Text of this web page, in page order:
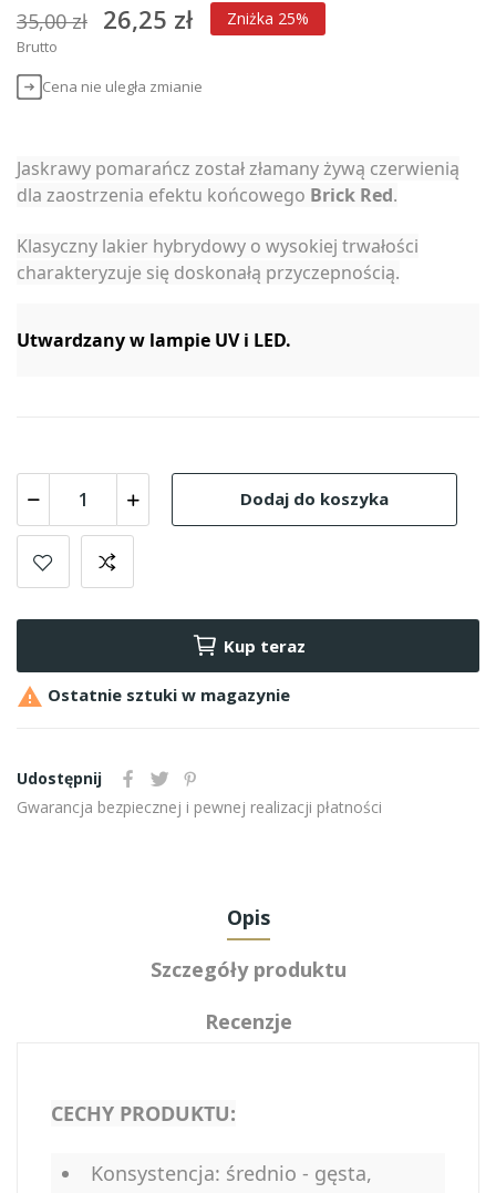
35,00 zł 26,25 zł Zniżka 25%
Brutto
Cena nie uległa zmianie
Jaskrawy pomarańcz został złamany żywą czerwienią
dla zaostrzenia efektu końcowego Brick Red.
Klasyczny lakier hybrydowy o wysokiej trwałości
charakteryzuje się doskonałą przyczepnością.
Utwardzany w lampie UV i LED.
Dodaj do koszyka
Kup teraz
 Ostatnie sztuki w magazynie
Udostępnij
Gwarancja bezpiecznej i pewnej realizacji płatności
Opis
Szczegóły produktu
Recenzje
CECHY PRODUKTU:
Konsystencja: średnio - gęsta,